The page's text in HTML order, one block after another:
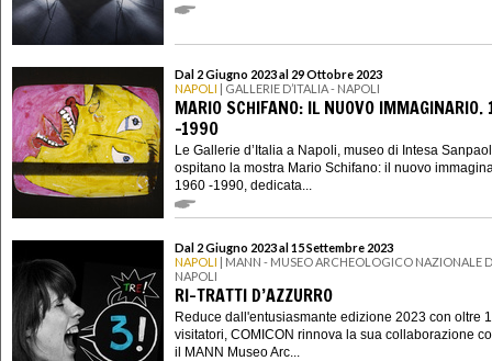
Dal 2 Giugno 2023 al 29 Ottobre 2023
NAPOLI | GALLERIE D’ITALIA - NAPOLI
MARIO SCHIFANO: IL NUOVO
-1990
Le Gallerie d’Italia a Napoli, museo di Intesa
ospitano la mostra Mario Schifano: il nuovo
1960 -1990, dedicata...
Dal 2 Giugno 2023 al 15 Settembre 2023
NAPOLI | MANN - MUSEO ARCHEOLOGICO NAZIONALE
NAPOLI
RI-TRATTI D’AZZURRO
Reduce dall'entusiasmante edizione 2023 con oltre
visitatori, COMICON rinnova la sua collaborazione
il MANN Museo Arc...